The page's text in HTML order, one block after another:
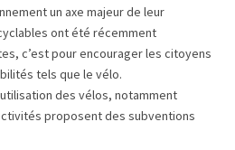
un axe majeur de leur
ont été récemment
c’est pour encourager les citoyens
tels que le vélo.
des vélos, notamment
proposent des subventions